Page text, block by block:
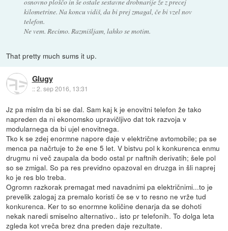
kilometrine. Na koncu vidiš, da bi prej zmagal, če bi vzel nov
telefon.
Ne vem. Recimo. Razmišljam, lahko se motim.
That pretty much sums it up.
Glugy
::2. sep 2016, 13:31
Jz pa mislm da bi se dal. Sam kaj k je enovitni telefon že tako
napreden da ni ekonomsko upravičljivo dat tok razvoja v
modularnega da bi ujel enovitnega.
Tko k se zdej enormne napore daje v električne avtomobile; pa se
menca pa načrtuje to že ene 5 let. V bistvu pol k konkurenca enmu
drugmu ni več zaupala da bodo ostal pr naftnih derivatih; šele pol
so se zmigal. So pa res previdno opazoval en druzga in šli naprej
ko je res blo treba.
Ogromn razkorak premagat med navadnimi pa električnimi...to je
prevelik zalogaj za premalo koristi če se v to resno ne vrže tud
konkurenca. Ker to so enormne količine denarja da se dohoti
nekak naredi smiselno alternativo.. isto pr telefonih. To dolga leta
zgleda kot vreča brez dna preden daje rezultate.